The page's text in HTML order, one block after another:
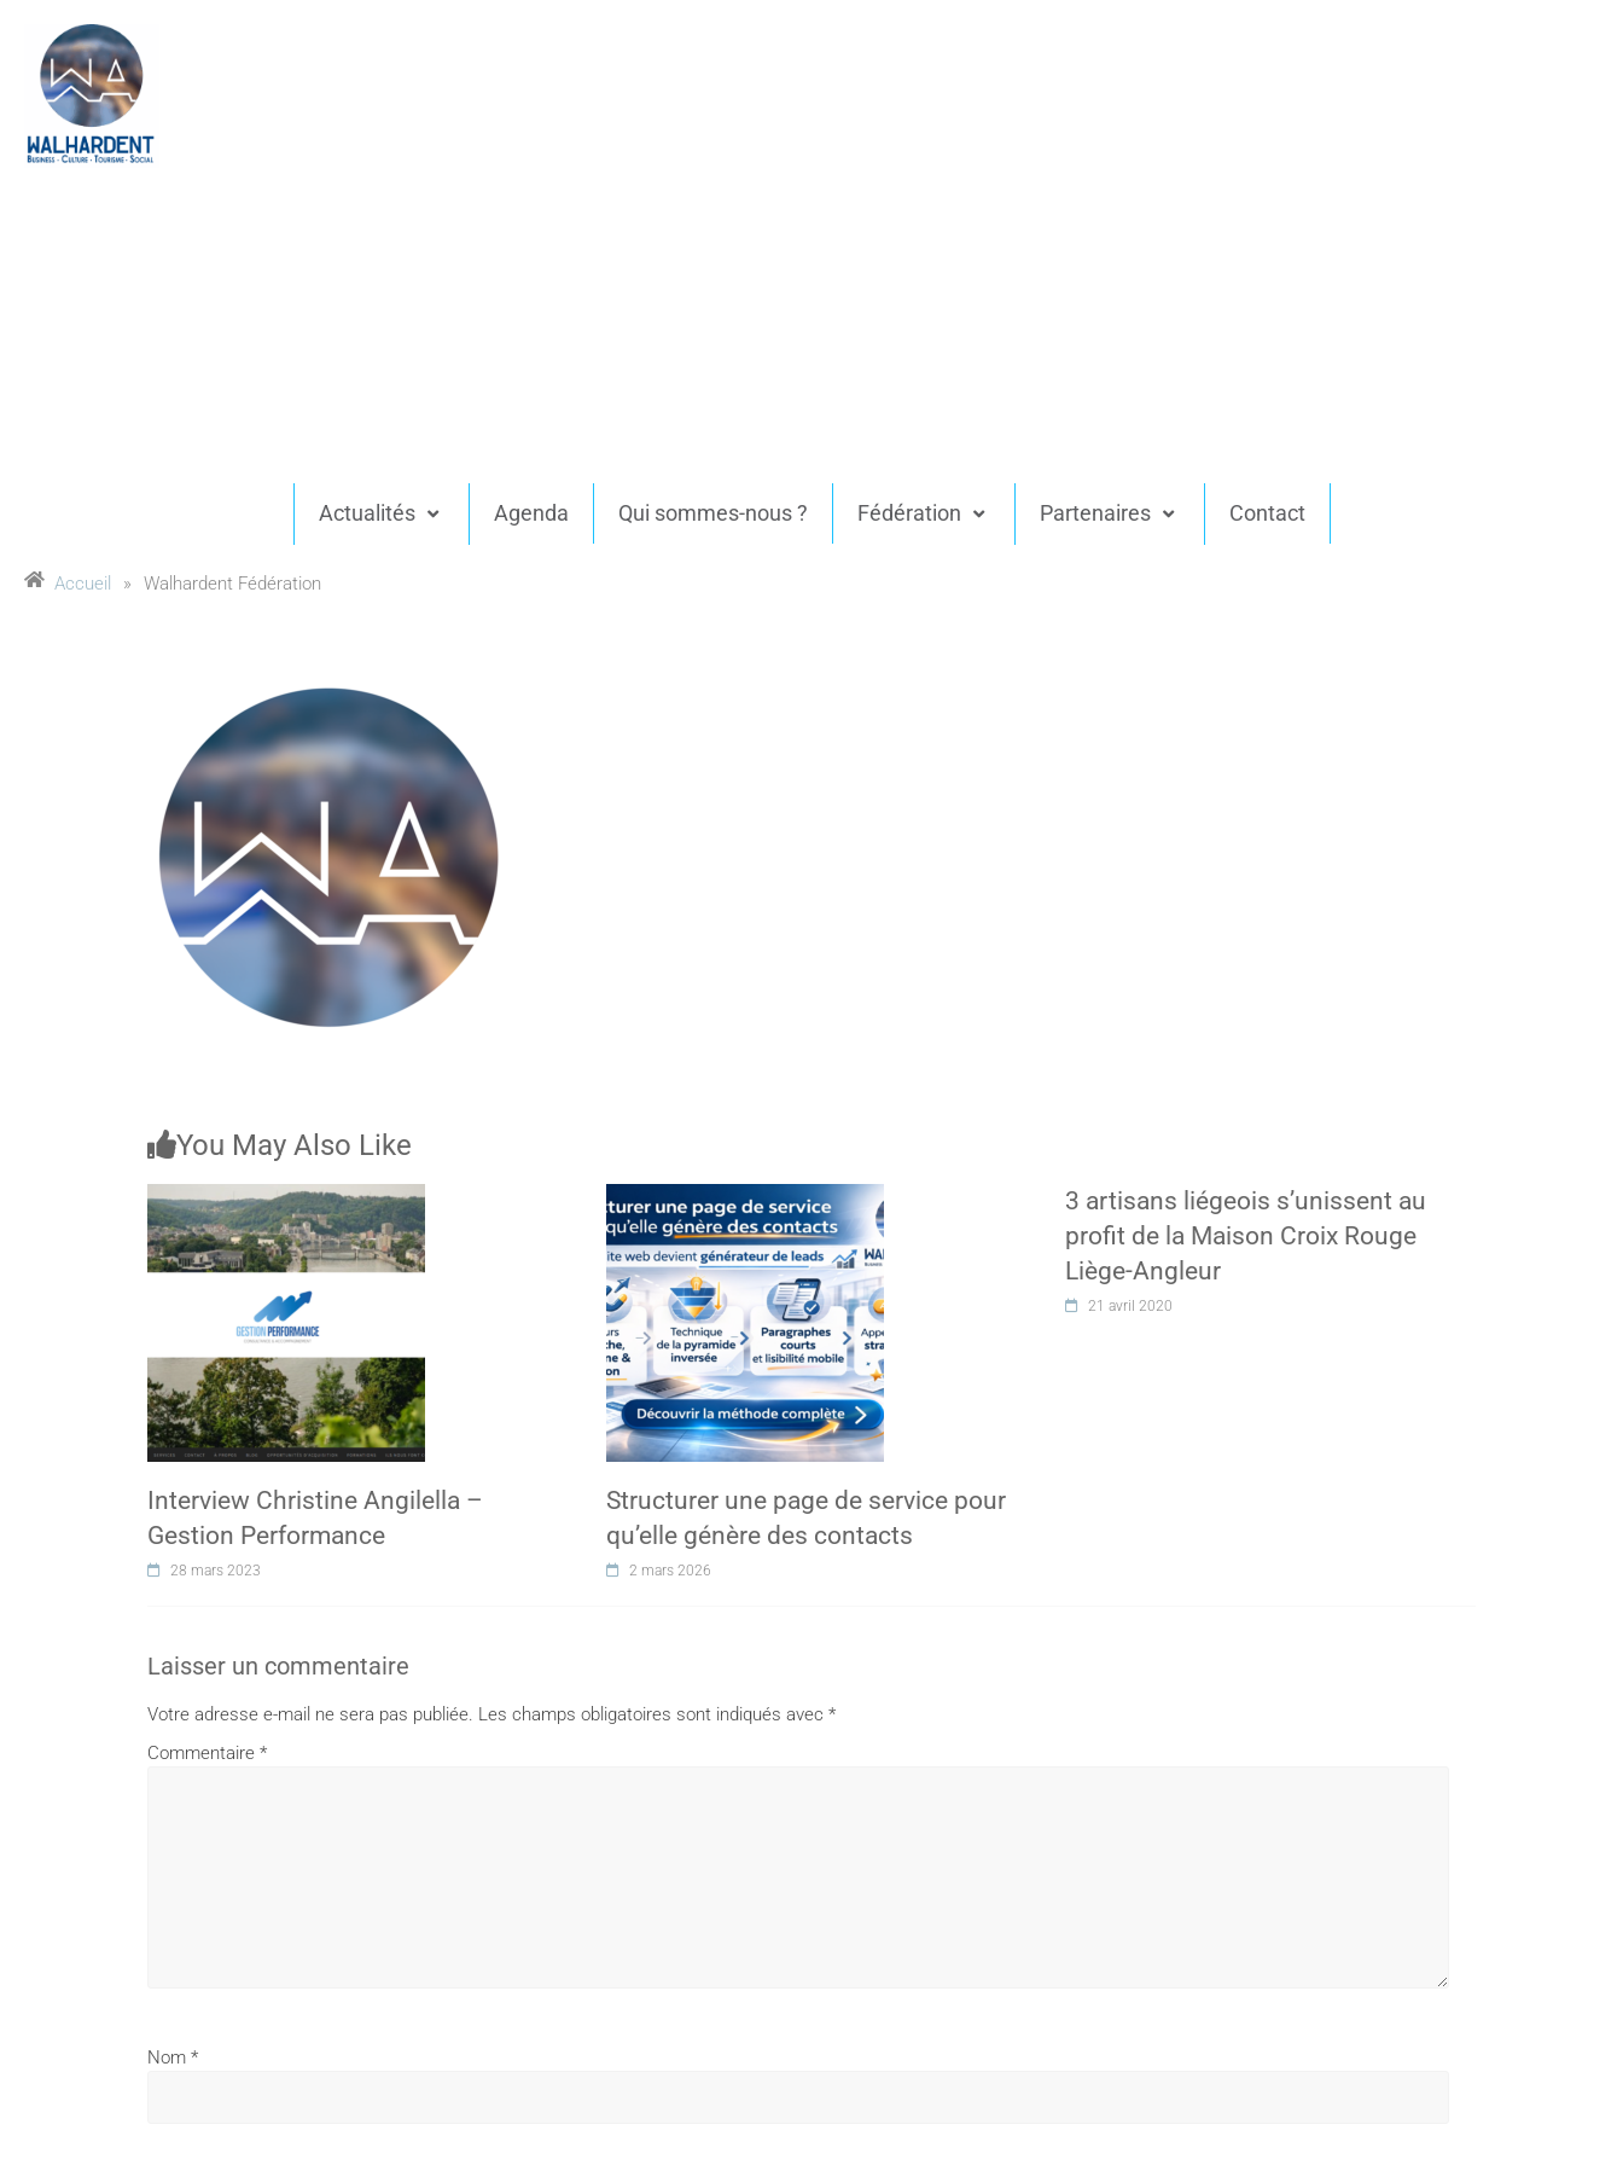
Actualités Agenda Qui sommes-nous ? Fédération Partenaires Contact
Accueil » Walhardent Fédération
You May Also Like
Interview Christine Angilella –
Gestion Performance
28 mars 2023
Structurer une page de service pour
qu’elle génère des contacts
2 mars 2026
3 artisans liégeois s’unissent au
profit de la Maison Croix Rouge
Liège-Angleur
21 avril 2020
Laisser un commentaire
Votre adresse e-mail ne sera pas publiée. Les champs obligatoires sont indiqués avec *
Commentaire *
Nom *